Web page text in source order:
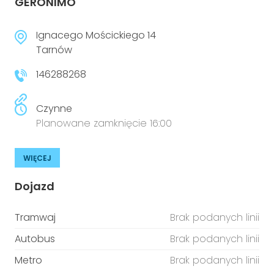
Ignacego Mościckiego 14
Tarnów
146288268
Czynne
Planowane zamknięcie 16:00
WIĘCEJ
Dojazd
Tramwaj
Brak podanych linii
Autobus
Brak podanych linii
Metro
Brak podanych linii